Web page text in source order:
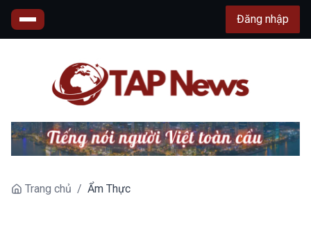
Đăng nhập
Trang chủ / Ẩm Thực